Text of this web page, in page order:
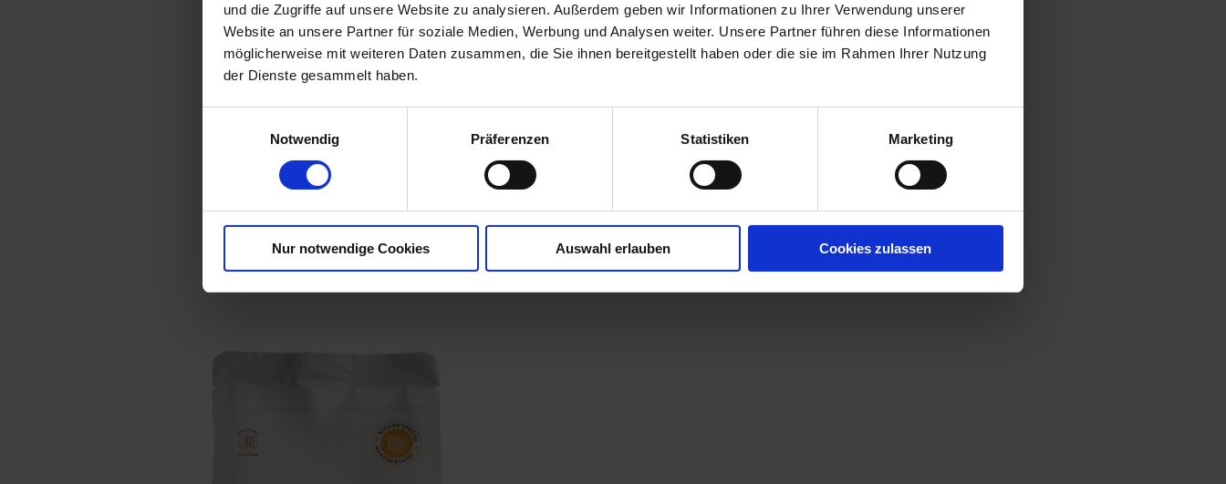
und die Zugriffe auf unsere Website zu analysieren. Außerdem geben wir Informationen zu Ihrer Verwendung unserer
Website an unsere Partner für soziale Medien, Werbung und Analysen weiter. Unsere Partner führen diese Informationen
möglicherweise mit weiteren Daten zusammen, die Sie ihnen bereitgestellt haben oder die sie im Rahmen Ihrer Nutzung
der Dienste gesammelt haben.
Notwendig
Präferenzen Statistiken Marketing
Nur notwendige Cookies Auswahl erlauben Cookies zulassen